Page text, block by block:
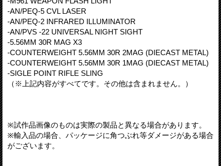
-AN/PEQ-5 CVL LASER
-AN/PEQ-2 INFRARED ILLUMINATOR
-AN/PVS -22 UNIVERSAL NIGHT SIGHT
-5.56MM 30R MAG X3
-COUNTERWEIGHT 5.56MM 30R 2MAG (DIECAST METAL)
-COUNTERWEIGHT 5.56MM 30R 1MAG (DIECAST METAL)
-SIGLE POINT RIFLE SLING
（※上記内容がすべてです。その他は含まれません。）
※試作品画像のものは実際の製品と異なる場合があります。
※輸入品の場合、パッケージに角つぶれ等ダメージがある場合
がございます。